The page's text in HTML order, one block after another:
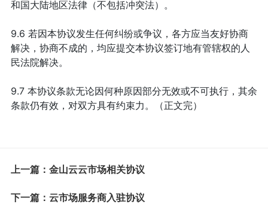
和国大陆地区法律（不包括冲突法）。
9.6 若因本协议发生任何纠纷或争议，各方应当友好协商
解决，协商不成的，均应提交本协议签订地有管辖权的人
民法院解决。
9.7 本协议条款无论因何种原因部分无效或不可执行，其余
条款仍有效，对双方具有约束力。（正文完）
上一篇：金山云云市场相关协议
下一篇：云市场服务商入驻协议